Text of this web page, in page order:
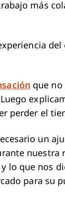
más
del
que no
perder el
un
nuestra
lo que nos
para su